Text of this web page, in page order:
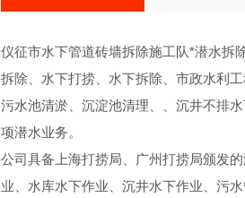
仪征市水下管道砖墙拆除施工队*潜水拆
拆除、水下打捞、水下拆除、市政水利
污水池清淤、沉淀池清理、、沉井不排
项潜水业务。
公司具备上海打捞局、广州打捞局颁发
业、水库水下作业、沉井水下作业、污